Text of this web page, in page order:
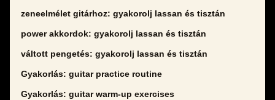
zeneelmélet gitárhoz: gyakorolj lassan és tisztán
power akkordok: gyakorolj lassan és tisztán
váltott pengetés: gyakorolj lassan és tisztán
Gyakorlás: guitar practice routine
Gyakorlás: guitar warm-up exercises